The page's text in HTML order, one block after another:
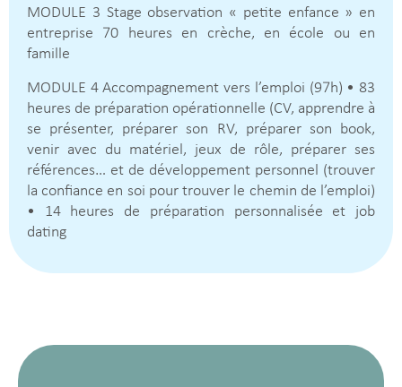
MODULE 3 Stage observation « petite enfance » en
entreprise 70 heures en crèche, en école ou en
famille
MODULE 4 Accompagnement vers l’emploi (97h) • 83
heures de préparation opérationnelle (CV, apprendre à
se présenter, préparer son RV, préparer son book,
venir avec du matériel, jeux de rôle, préparer ses
références… et de développement personnel (trouver
la confiance en soi pour trouver le chemin de l’emploi)
• 14 heures de préparation personnalisée et job
dating